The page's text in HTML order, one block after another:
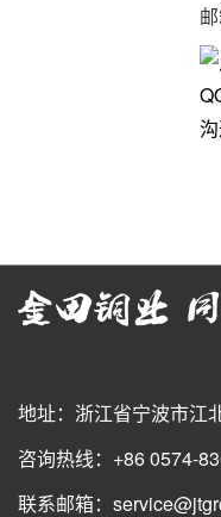
地址：浙江省宁波市江
咨询热线：+86 0574-
联系邮箱：